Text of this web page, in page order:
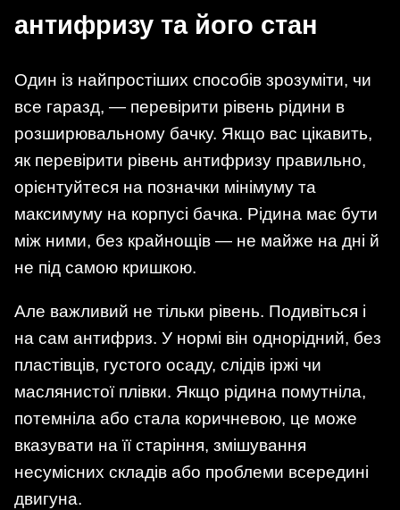
антифризу та його стан
Один із найпростіших способів зрозуміти, чи
все гаразд, — перевірити рівень рідини в
розширювальному бачку. Якщо вас цікавить,
як перевірити рівень антифризу правильно,
орієнтуйтеся на позначки мінімуму та
максимуму на корпусі бачка. Рідина має бути
між ними, без крайнощів — не майже на дні й
не під самою кришкою.
Але важливий не тільки рівень. Подивіться і
на сам антифриз. У нормі він однорідний, без
пластівців, густого осаду, слідів іржі чи
маслянистої плівки. Якщо рідина помутніла,
потемніла або стала коричневою, це може
вказувати на її старіння, змішування
несумісних складів або проблеми всередині
двигуна.